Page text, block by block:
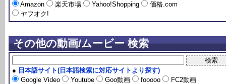
Amazon 楽天市場 Yahoo!Shopping
価格.com
ヤフオク!
その他の動画/ムービー 検索
● 日本語サイト(日本語検索に対応サイトより探す)
Google Video
Youtube Goo動画 fooooo
FC2動画